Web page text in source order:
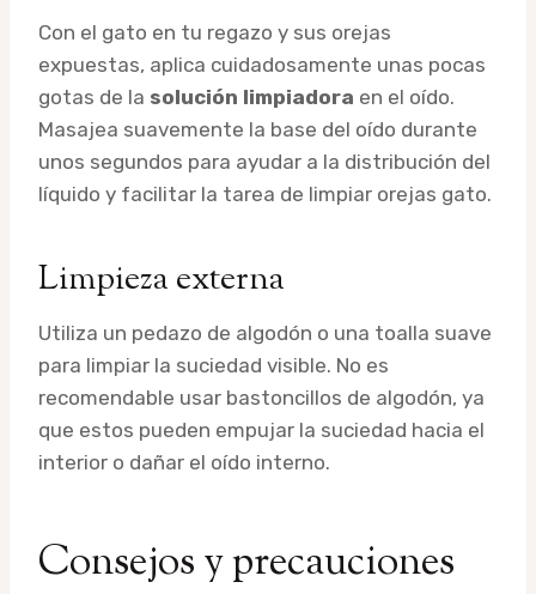
Con el gato en tu regazo y sus orejas
expuestas, aplica cuidadosamente unas pocas
gotas de la solución limpiadora en el oído.
Masajea suavemente la base del oído durante
unos segundos para ayudar a la distribución del
líquido y facilitar la tarea de limpiar orejas gato.
Limpieza externa
Utiliza un pedazo de algodón o una toalla suave
para limpiar la suciedad visible. No es
recomendable usar bastoncillos de algodón, ya
que estos pueden empujar la suciedad hacia el
interior o dañar el oído interno.
Consejos y precauciones